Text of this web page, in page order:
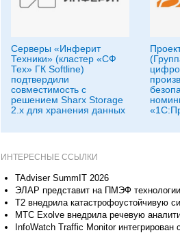
Серверы «Инферит
Техники» (кластер «СФ
Тех» ГК Softline)
подтвердили
совместимость с
решением Sharx Storage
2.x для хранения данных
ИНТЕРЕСНЫЕ ССЫЛКИ
TAdviser SummIT 2026
ЭЛАР представит на ПМЭФ
Т2 внедрила катастрофоустойчивую
МТС Exolve внедрила речевую
InfoWatch Traffic Monitor интегрирован